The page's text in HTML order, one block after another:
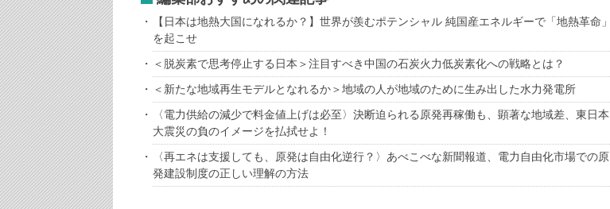
【日本は地熱大国になれるか？】世界が羨むポテンシャル 純国産エネルギーで「地熱革命」
を起こせ
＜脱炭素で思考停止する日本＞注目すべき中国の石炭火力低炭素化への戦略とは？
＜新たな地域再生モデルとなれるか＞地域の人が地域のために生み出した水力発電所
〈電力供給の減少で料金値上げは必至〉決断迫られる原発再稼働も、顕著な地域差、東日本
大震災の負のイメージを払拭せよ！
〈再エネは支援しても、原発は自由化逆行？〉あべこべな新聞報道、電力自由化市場での原
発建設制度の正しい理解の方法